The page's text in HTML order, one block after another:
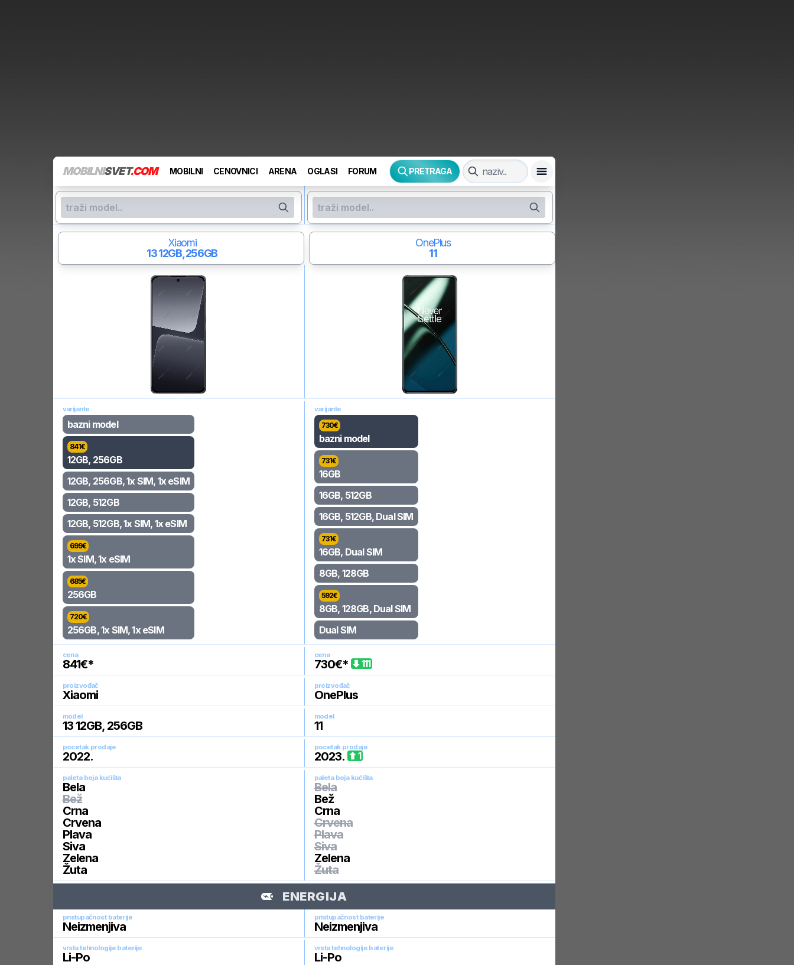
MOBILNISVET.COM MOBILNI CENOVNICI ARENA OGLASI FORUM PRETRAGA
Xiaomi
1312GB, 256GB
OnePlus
11
varijante
bazni model
841€
12GB, 256GB
12GB, 256GB, 1x SIM, 1x eSIM
12GB, 512GB
12GB, 512GB, 1x SIM, 1x eSIM
699€
1x SIM, 1x eSIM
685€
256GB
720€
256GB, 1x SIM, 1x eSIM
varijante
730€
bazni model
731€
16GB
16GB, 512GB
16GB, 512GB, Dual SIM
731€
16GB, Dual SIM
8GB, 128GB
592€
8GB, 128GB, Dual SIM
Dual SIM
cena
841€*
cena
730€* 111
proizvođač
Xiaomi
proizvođač
OnePlus
model
13 12GB, 256GB
model
11
pocetak prodaje
2022.
pocetak prodaje
2023. 1
paleta boja kućišta
Bela
Bež
Crna
Crvena
Plava
Siva
Zelena
Žuta
paleta boja kućišta
Bela
Bež
Crna
Crvena
Plava
Siva
Zelena
Žuta
ENERGIJA
pristupačnost baterije
Neizmenjiva
pristupačnost baterije
Neizmenjiva
vrsta tehnologije baterije
Li-Po
vrsta tehnologije baterije
Li-Po